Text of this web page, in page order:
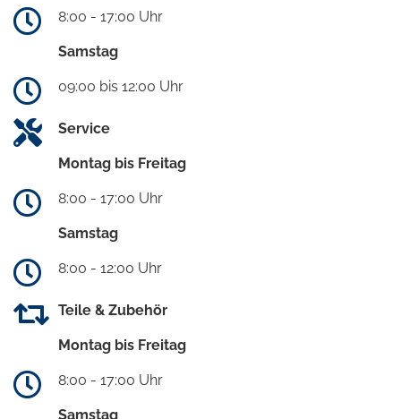
8:00 - 17:00 Uhr
Samstag
09:00 bis 12:00 Uhr
Service
Montag bis Freitag
8:00 - 17:00 Uhr
Samstag
8:00 - 12:00 Uhr
Teile & Zubehör
Montag bis Freitag
8:00 - 17:00 Uhr
Samstag